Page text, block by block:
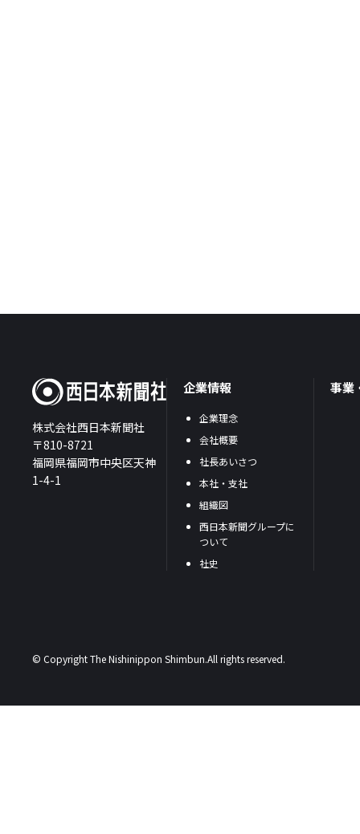
株式会社西日本新聞社
〒810-8721
福岡県福岡市中央区天神
1-4-1
企業情報
企業理念
会社概要
社長あいさつ
本社・支社
組織図
西日本新聞グループに
ついて
社史
事業
© Copyright The Nishinippon Shimbun.All rights reserved.